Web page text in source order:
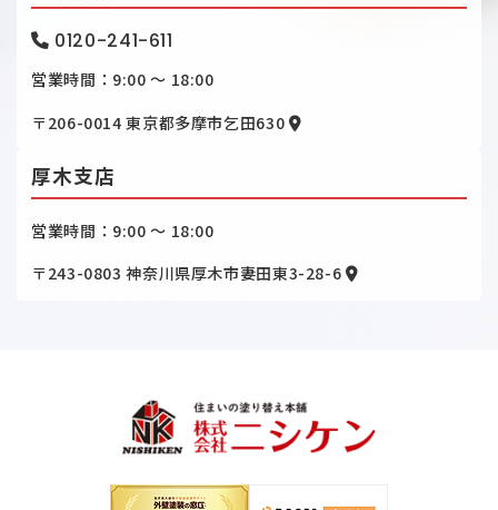
0120-241-611
営業時間：9:00 ～ 18:00
〒206-0014東京都多摩市乞田630
厚木支店
営業時間：9:00 ～ 18:00
〒243-0803神奈川県厚木市妻田東3-28-6